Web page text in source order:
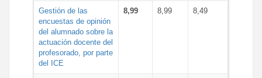
Gestión de las
encuestas de opinión
del alumnado sobre la
actuación docente del
profesorado, por parte
del ICE
8,99 8,99 8,49